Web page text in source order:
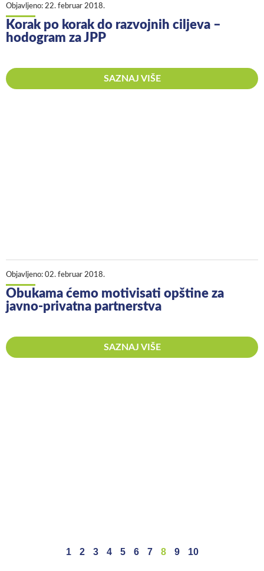
Objavljeno: 22. februar 2018.
Korak po korak do razvojnih ciljeva –
hodogram za JPP
SAZNAJ VIŠE
Objavljeno: 02. februar 2018.
Obukama ćemo motivisati opštine za
javno-privatna partnerstva
SAZNAJ VIŠE
1 2 3 4 5 6 7 8 9 10